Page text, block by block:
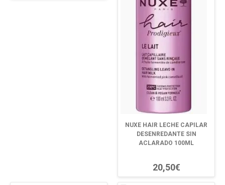
NUXE HAIR LECHE CAPILAR
DESENREDANTE SIN
ACLARADO 100ML
20,50€